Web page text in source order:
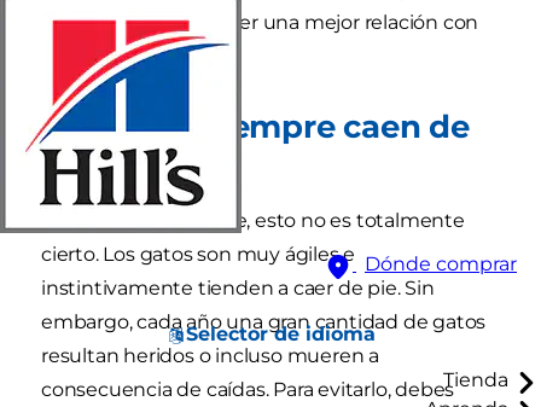
Dónde comprar
Selector de idioma
Tienda
que puedas establecer una mejor relación con
tu mascota.
Los gatos siempre caen de
pie
Desafortunadamente, esto no es totalmente
cierto. Los gatos son muy ágiles e
instintivamente tienden a caer de pie. Sin
embargo, cada año una gran cantidad de gatos
resultan heridos o incluso mueren a
consecuencia de caídas. Para evitarlo, debes